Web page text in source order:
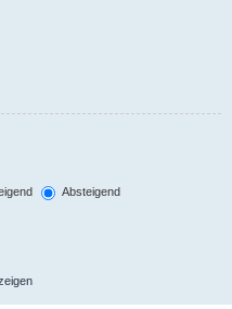
Absteigend